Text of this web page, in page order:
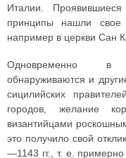
Италии.
принципы нашли свое
например в церкви Сан
Одновременно в
обнаруживаются и
сицилийских
городов, желание
византийцами
это получило свой
—1143 гг., т. е.